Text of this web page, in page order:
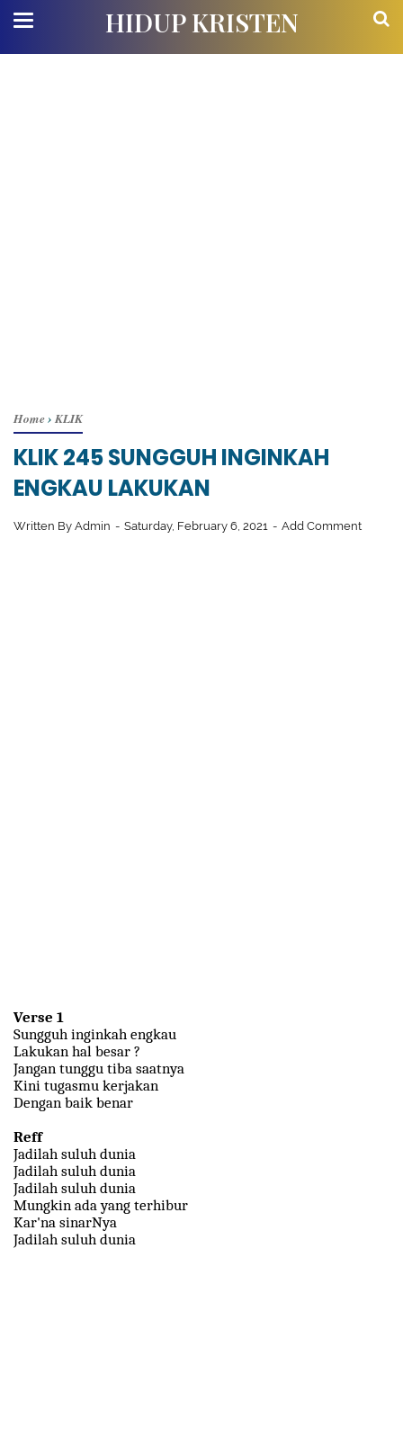
HIDUP KRISTEN
Home› KLIK
KLIK 245 SUNGGUH INGINKAH
ENGKAU LAKUKAN
Written By Admin Saturday, February 6, 2021 Add Comment
Verse 1
Sungguh inginkah engkau
Lakukan hal besar ?
Jangan tunggu tiba saatnya
Kini tugasmu kerjakan
Dengan baik benar
Reff
Jadilah suluh dunia
Jadilah suluh dunia
Jadilah suluh dunia
Mungkin ada yang terhibur
Kar'na sinarNya
Jadilah suluh dunia